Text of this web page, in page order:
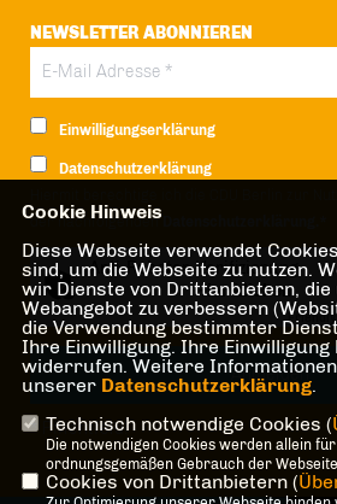
NEWSLETTER ABONNIEREN
Einwilligungserklärung
Datenschutzerklärung
der nachfolgenden
Anti-Roboter-Verifizierung
Hier klicken
Friendly
* Pflichtfeld!
Cookie Hinweis
Diese Webseite verwendet
sind, um die Webseite zu nutzen.
wir Dienste von Drittanbietern, die
Webangebot zu verbessern
die Verwendung bestimmter
Ihre Einwilligung. Ihre Einwilligung
widerrufen. Weitere
unserer Datenschutzerklärung.
Technisch notwendige Cookies (
Die notwendigen Cookies werden allein
ordnungsgemäßen Gebrauch der
Cookies von Drittanbietern (